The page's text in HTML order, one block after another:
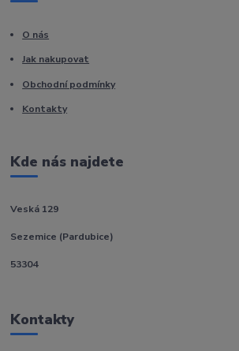
O nás
Jak nakupovat
Obchodní podmínky
Kontakty
Kde nás najdete
Veská 129
Sezemice (Pardubice)
53304
Kontakty